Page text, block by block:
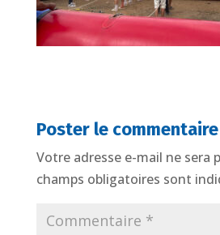
Poster le commentaire
Votre adresse e-mail ne sera
champs obligatoires sont